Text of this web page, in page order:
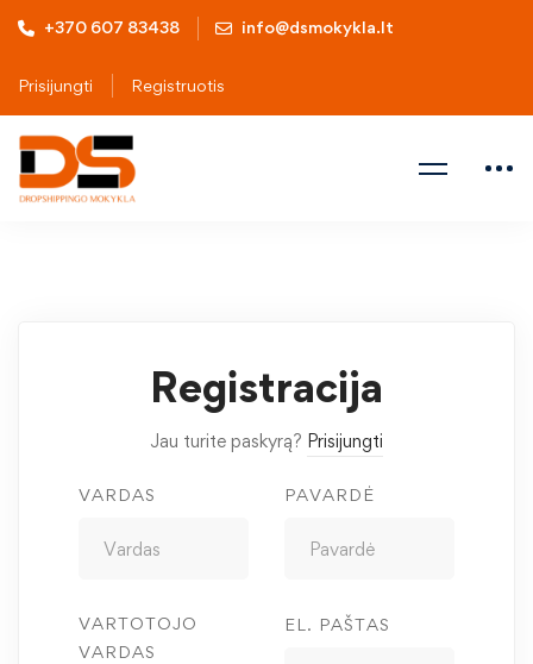
+370 607 83438 info@dsmokykla.lt
Prisijungti Registruotis
Registracija
Jau turite paskyrą? Prisijungti
VARDAS PAVARDĖ
VARTOTOJO
VARDAS
EL. PAŠTAS